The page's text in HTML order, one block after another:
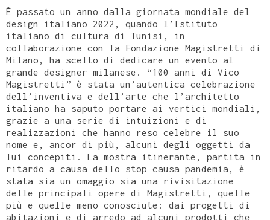
È passato un anno dalla giornata mondiale del
design italiano 2022, quando l’Istituto
italiano di cultura di Tunisi, in
collaborazione con la Fondazione Magistretti di
Milano, ha scelto di dedicare un evento al
grande designer milanese. “100 anni di Vico
Magistretti” è stata un’autentica celebrazione
dell’inventiva e dell’arte che l’architetto
italiano ha saputo portare ai vertici mondiali,
grazie a una serie di intuizioni e di
realizzazioni che hanno reso celebre il suo
nome e, ancor di più, alcuni degli oggetti da
lui concepiti. La mostra itinerante, partita in
ritardo a causa dello stop causa pandemia, è
stata sia un omaggio sia una rivisitazione
delle principali opere di Magistretti, quelle
più e quelle meno conosciute: dai progetti di
abitazioni e di arredo ad alcuni prodotti che